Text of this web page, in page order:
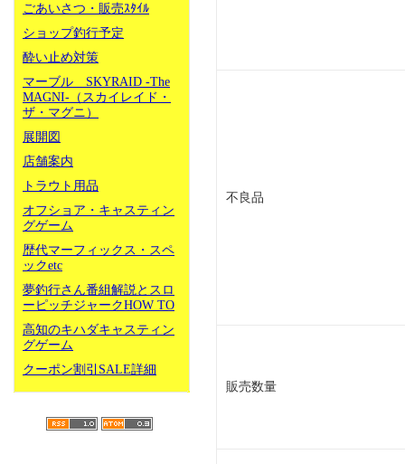
ごあいさつ・販売ｽﾀｲﾙ
ショップ釣行予定
酔い止め対策
マーブル SKYRAID -The
MAGNI-（スカイレイド・
ザ・マグニ）
展開図
店舗案内
トラウト用品
オフショア・キャスティン
グゲーム
歴代マーフィックス・スペ
ックetc
夢釣行さん番組解説とスロ
ーピッチジャークHOW TO
高知のキハダキャスティン
グゲーム
クーポン割引SALE詳細
不良品
販売数量